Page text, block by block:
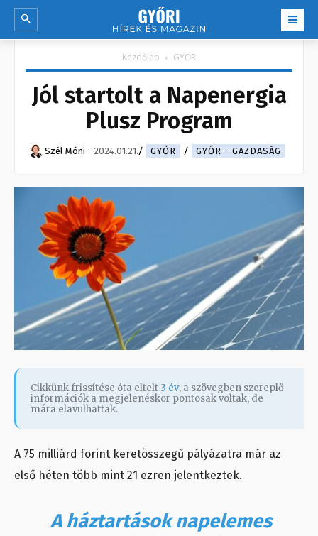
Kezdőlap GYŐR
Jól startolt a Napenergia
Plusz Program
Szél Móni - 2024.01.21. GYŐR GYŐR - GAZDASÁG
Cikkünk frissítése óta eltelt 3 év, a szövegben szereplő
információk a megjelenéskor pontosak voltak, de
mára elavulhattak.
A 75 milliárd forint keretösszegű pályázatra már az
első héten több mint 21 ezren jelentkeztek.
A háztartások napelemes